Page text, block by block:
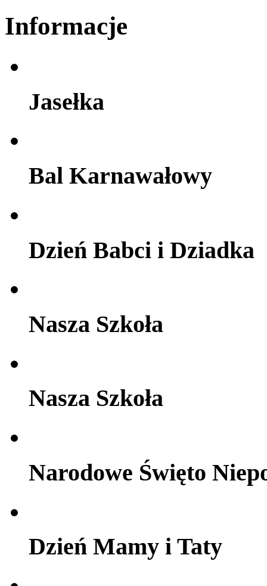
Informacje
Jasełka
Bal Karnawałowy
Dzień Babci i Dziadka
Nasza Szkoła
Nasza Szkoła
Narodowe Święto
Dzień Mamy i Taty